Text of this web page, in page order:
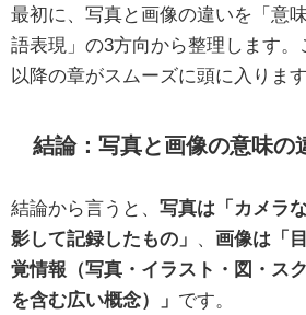
最初に、写真と画像の違いを「意
語表現」の3方向から整理します。
以降の章がスムーズに頭に入ります
結論：写真と画像の意味の
結論から言うと、 写真は「カメラ
影して記録したもの」
画像は「
覚情報（写真・イラスト・図・ス
を含む広い概念）」 です。